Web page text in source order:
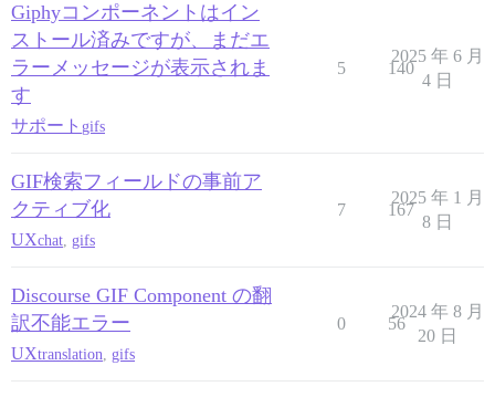
Giphyコンポーネントはイン
ストール済みですが、まだエ
ラーメッセージが表示されま
す
サポート gifs
5 140
2025 年 6 月
4 日
GIF検索フィールドの事前ア
クティブ化
UXchat gifs
7 167
2025 年 1 月
8 日
Discourse GIF Component の翻
訳不能エラー
UXtranslation gifs
0 56
2024 年 8 月
20 日